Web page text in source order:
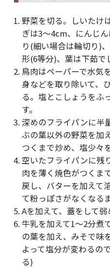
野菜を切る。しいたけ
ぎは3～4cm、にんじ
り(細い場合は輪切り)
形(6等分)、葉は下茹で
鳥肉はペーパーで水気
身などを取り除いて、
る。塩とこしょうをふ
す。
深めのフライパンに半
ぶの葉以外の野菜を加
つくまで炒め、塩少々
空いたフライパンに残
肉を薄く焼色がつくま
戻し、バターを加えて
て粉っぽさがなくなる
Aを加えて、蓋をして弱
牛乳を加えて1～2分煮
の葉を加え、みそで味
よって塩分が変わるの
る)